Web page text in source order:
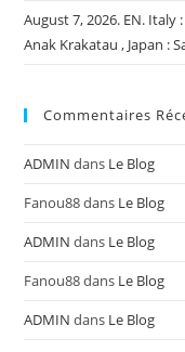
August 7, 2026. EN. Italy
Anak Krakatau , Japan :
Commentaires
ADMIN dans Le Blog
Fanou88dans Le Blog
ADMIN dans Le Blog
Fanou88dans Le Blog
ADMIN dans Le Blog